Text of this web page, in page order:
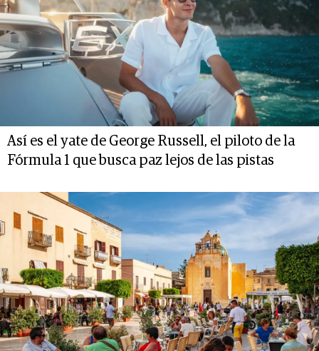
Así es el yate de George Russell, el piloto de la
Fórmula 1 que busca paz lejos de las pistas